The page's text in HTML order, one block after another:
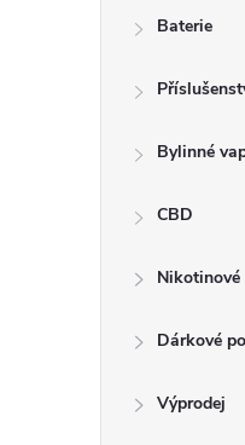
Baterie
Bylinné
CBD
Nikotinové
Dárkové
Výprodej